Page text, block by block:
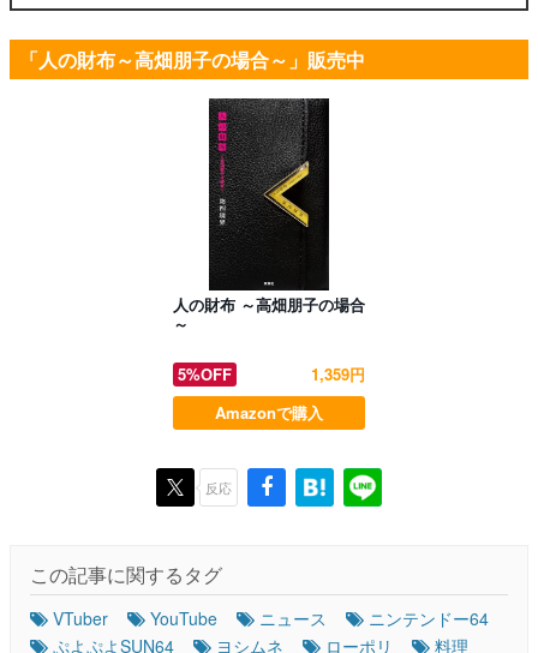
「人の財布～高畑朋子の場合～」販売中
人の財布 ～高畑朋子の場合
～
5%OFF
1,359円
Amazonで購入
反応
この記事に関するタグ
VTuber YouTube ニュース
ニンテンドー64
ぷよぷよSUN64
ヨシムネ ローポリ 料理